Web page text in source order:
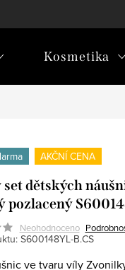
Kosmetika
AKČNÍ CENA
dětských
pozlacený
Neohodnoceno
S600148YL-B.CS
ve tvaru víly